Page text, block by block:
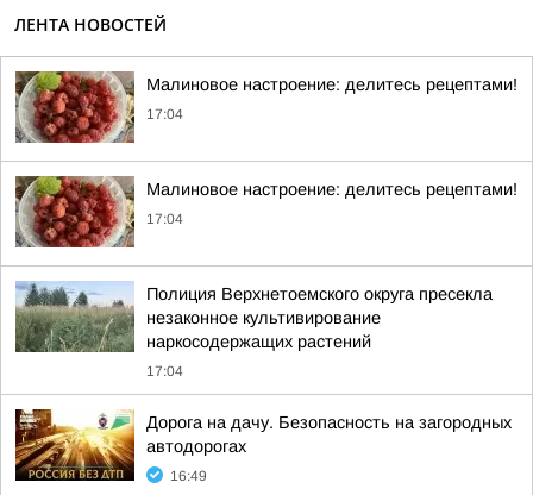
ЛЕНТА НОВОСТЕЙ
Малиновое настроение: делитесь рецептами!
17:04
Малиновое настроение: делитесь рецептами!
17:04
Полиция Верхнетоемского округа пресекла
незаконное культивирование
наркосодержащих растений
17:04
Дорога на дачу. Безопасность на загородных
автодорогах
16:49